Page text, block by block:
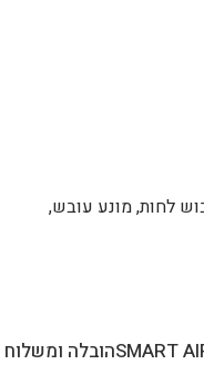
לחות,מונע עובש,
הובלה ומשלוח